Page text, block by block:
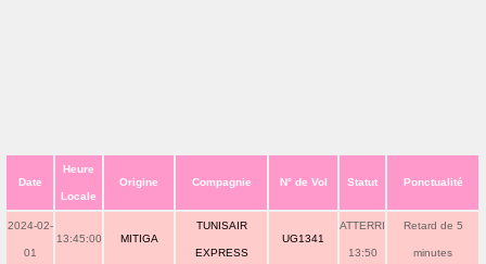
Date
Heure
Locale
Origine Compagnie N° de Vol Statut Ponctualité
2024-02-
01
13:45:00 MITIGA
TUNISAIR
EXPRESS
UG1341
ATTERRI
13:50
Retard de 5
minutes